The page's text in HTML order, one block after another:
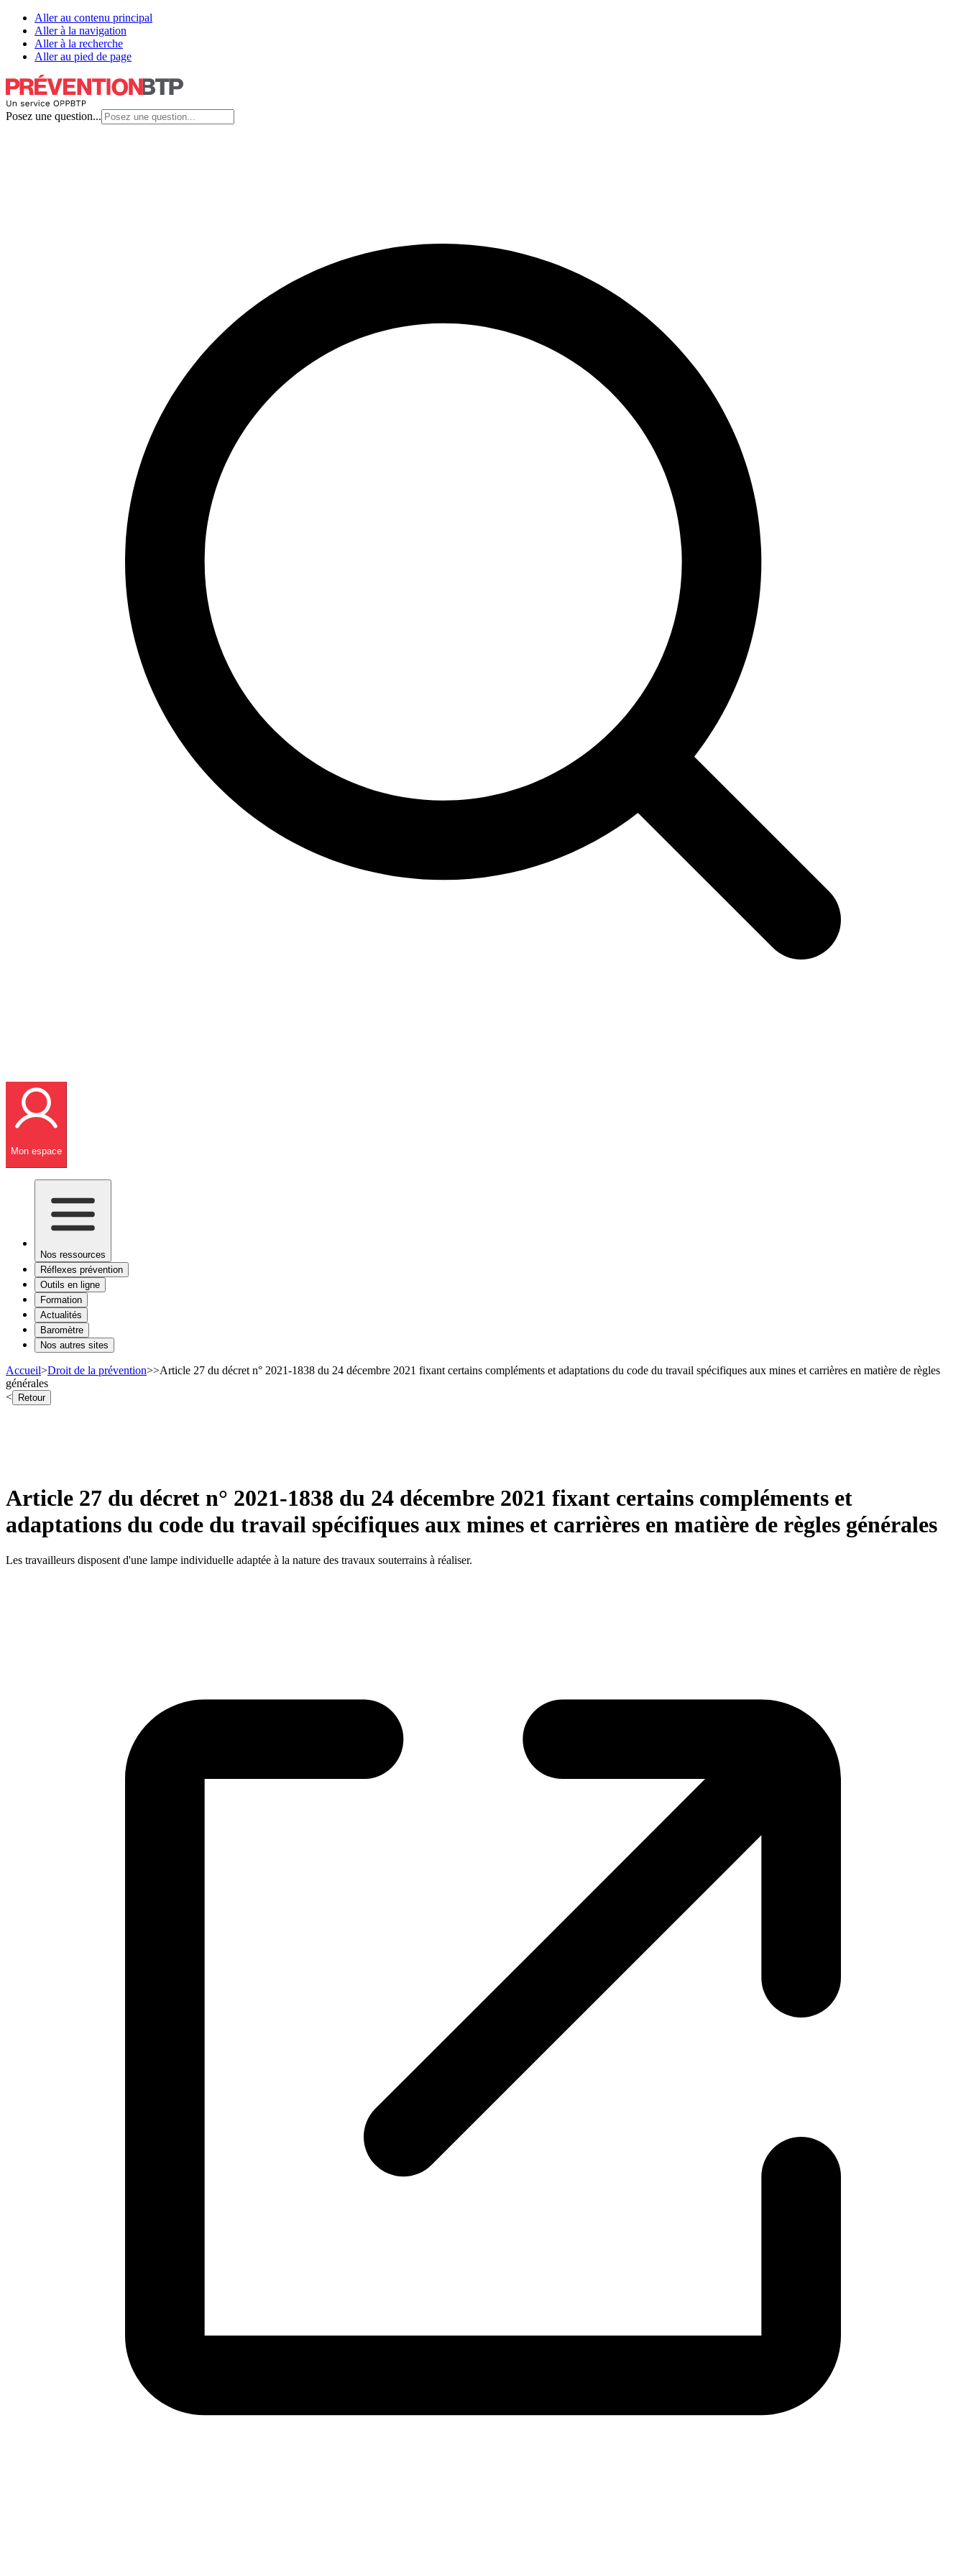
Aller au contenu principal
Aller à la navigation
Aller à la recherche
Aller au pied de page
Posez une question...
Mon espace
Nos ressources
Réflexes prévention
Outils en ligne
Formation
Actualités
Baromètre
Nos autres sites
Accueil>Droit de la prévention>>Article 27 du décret n° 2021-1838 du 24 décembre 2021 fixant certains compléments et adaptations du code du travail spécifiques aux mines et carrières en matière de règles
générales
< Retour
Article 27 du décret n° 2021-1838 du 24 décembre 2021 fixant certains compléments et
adaptations du code du travail spécifiques aux mines et carrières en matière de règles générales
Les travailleurs disposent d'une lampe individuelle adaptée à la nature des travaux souterrains à réaliser.